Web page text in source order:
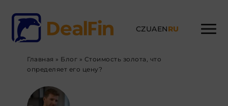
CZUAENRU
Главная » Блог » Стоимость золота, что
определяет его цену?